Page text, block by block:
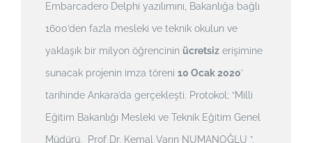
Embarcadero Delphi yazılımını, Bakanlığa bağlı
1600’den fazla mesleki ve teknik okulun ve
yaklaşık bir milyon öğrencinin ücretsiz erişimine
sunacak projenin imza töreni 10 Ocak 2020’
tarihinde Ankara’da gerçekleşti. Protokol; “Milli
Eğitim Bakanlığı Mesleki ve Teknik Eğitim Genel
Müdürü, Prof Dr. Kemal Varın NUMANOĞLU ”,